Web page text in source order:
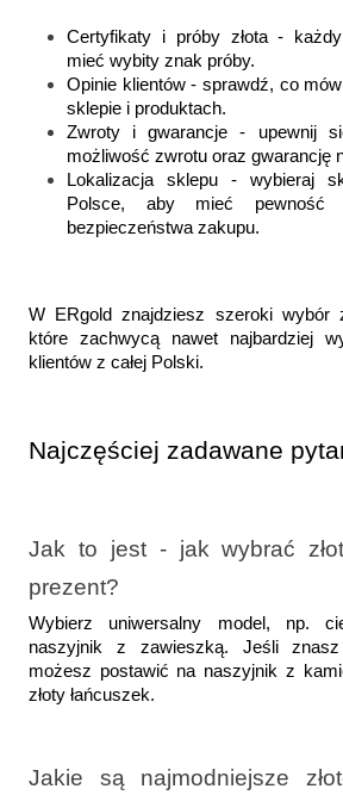
Certyfikaty i próby złota -
mieć wybity znak próby.
Opinie klientów - sprawdź, co
sklepie i produktach.
Zwroty i gwarancje - upewnij
możliwość zwrotu oraz gwarancję
Lokalizacja sklepu - wybieraj
Polsce, aby mieć
bezpieczeństwa zakupu.
W ERgold znajdziesz szeroki wybór
które zachwycą nawet najbardziej
klientów z całej Polski.
Najczęściej zadawane
Jak to jest - jak wybrać
prezent?
Wybierz uniwersalny model, np.
naszyjnik z zawieszką. Jeśli znasz
możesz postawić na naszyjnik z
złoty łańcuszek.
Jakie są najmodniejsze